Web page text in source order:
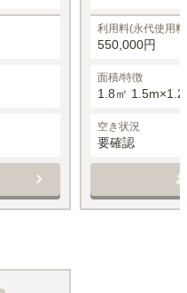
利用料(永代使用
550,000円
面積/特徴
1.8㎡
空き状況
要確認